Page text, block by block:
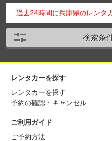
過去24時間に兵庫県のレンタ
検索条
レンタカーを探す
レンタカーを探す
予約の確認・キャンセル
ご利用ガイド
ご予約方法